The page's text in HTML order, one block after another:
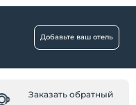
Добавьте ваш отель
Заказать обратный